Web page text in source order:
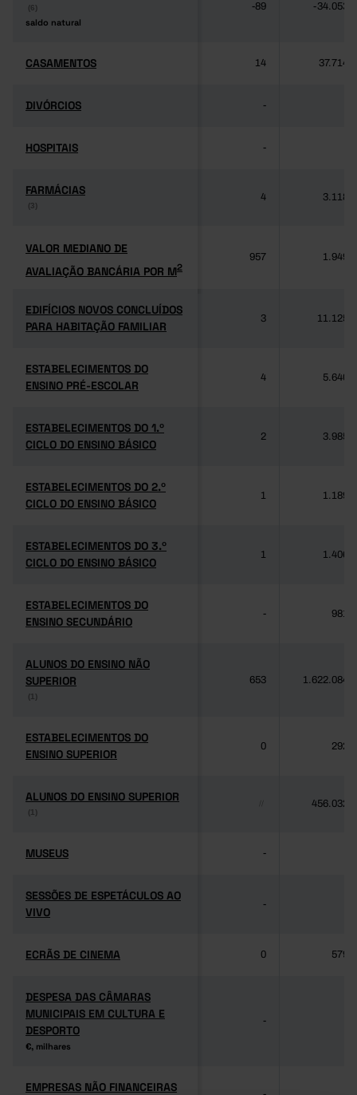
(6)
saldo natural
(6)
saldo natural
-89 -34.053
CASAMENTOS
CASAMENTOS 14 37.714
DIVÓRCIOS
DIVÓRCIOS -
HOSPITAIS
HOSPITAIS -
FARMÁCIAS
(3)
FARMÁCIAS
(3)
4 3.118
VALOR MEDIANO DE
AVALIAÇÃO BANCÁRIA POR M2
VALOR MEDIANO DE
AVALIAÇÃO BANCÁRIA POR M2
957 1.949
EDIFÍCIOS NOVOS CONCLUÍDOS
PARA HABITAÇÃO FAMILIAR
EDIFÍCIOS NOVOS CONCLUÍDOS
PARA HABITAÇÃO FAMILIAR
3 11.125
ESTABELECIMENTOS DO
ENSINO PRÉ-ESCOLAR
ESTABELECIMENTOS DO
ENSINO PRÉ-ESCOLAR
4 5.640
ESTABELECIMENTOS DO 1.º
CICLO DO ENSINO BÁSICO
ESTABELECIMENTOS DO 1.º
CICLO DO ENSINO BÁSICO
2 3.985
ESTABELECIMENTOS DO 2.º
CICLO DO ENSINO BÁSICO
ESTABELECIMENTOS DO 2.º
CICLO DO ENSINO BÁSICO
1 1.189
ESTABELECIMENTOS DO 3.º
CICLO DO ENSINO BÁSICO
ESTABELECIMENTOS DO 3.º
CICLO DO ENSINO BÁSICO
1 1.406
ESTABELECIMENTOS DO
ENSINO SECUNDÁRIO
ESTABELECIMENTOS DO
ENSINO SECUNDÁRIO
- 981
ALUNOS DO ENSINO NÃO
SUPERIOR
(1)
ALUNOS DO ENSINO NÃO
SUPERIOR
(1)
653 1.622.084
ESTABELECIMENTOS DO
ENSINO SUPERIOR
ESTABELECIMENTOS DO
ENSINO SUPERIOR
0 292
ALUNOS DO ENSINO SUPERIOR
(1)
ALUNOS DO ENSINO SUPERIOR
(1)
456.032
MUSEUS
MUSEUS -
SESSÕES DE ESPETÁCULOS AO
VIVO
SESSÕES DE ESPETÁCULOS AO
VIVO
-
ECRÃS DE CINEMA
ECRÃS DE CINEMA 0 579
DESPESA DAS CÂMARAS
MUNICIPAIS EM CULTURA E
DESPORTO
€, milhares
DESPESA DAS CÂMARAS
MUNICIPAIS EM CULTURA E
DESPORTO
€, milhares
-
EMPRESAS NÃO FINANCEIRAS
EMPRESAS NÃO FINANCEIRAS